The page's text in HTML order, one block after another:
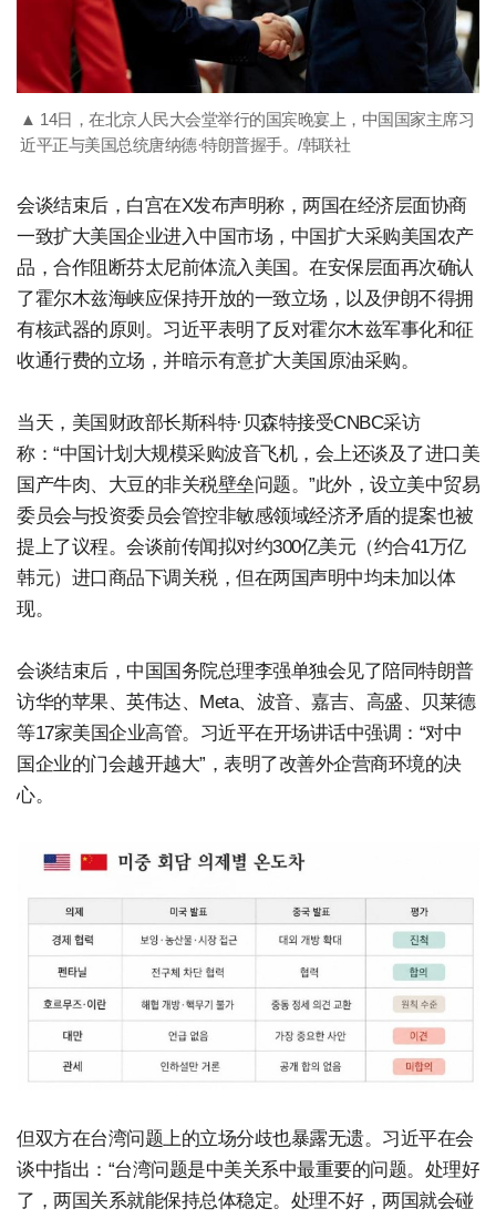
▲ 14日，在北京人民大会堂举行的国宾晚宴上，中国国家主席习
近平正与美国总统唐纳德·特朗普握手。/韩联社
会谈结束后，白宫在X发布声明称，两国在经济层面协商
一致扩大美国企业进入中国市场，中国扩大采购美国农产
品，合作阻断芬太尼前体流入美国。在安保层面再次确认
了霍尔木兹海峡应保持开放的一致立场，以及伊朗不得拥
有核武器的原则。习近平表明了反对霍尔木兹军事化和征
收通行费的立场，并暗示有意扩大美国原油采购。
当天，美国财政部长斯科特·贝森特接受CNBC采访
称：“中国计划大规模采购波音飞机，会上还谈及了进口美
国产牛肉、大豆的非关税壁垒问题。”此外，设立美中贸易
委员会与投资委员会管控非敏感领域经济矛盾的提案也被
提上了议程。会谈前传闻拟对约300亿美元（约合41万亿
韩元）进口商品下调关税，但在两国声明中均未加以体
现。
会谈结束后，中国国务院总理李强单独会见了陪同特朗普
访华的苹果、英伟达、Meta、波音、嘉吉、高盛、贝莱德
等17家美国企业高管。习近平在开场讲话中强调：“对中
国企业的门会越开越大”，表明了改善外企营商环境的决
心。
但双方在台湾问题上的立场分歧也暴露无遗。习近平在会
谈中指出：“台湾问题是中美关系中最重要的问题。处理好
了，两国关系就能保持总体稳定。处理不好，两国就会碰